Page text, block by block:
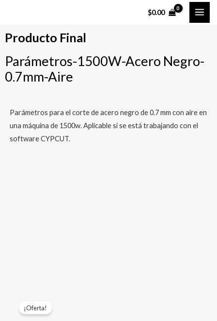
contenido
$0.00
Producto Final
Parámetros-1500W-Acero Negro-
0.7mm-Aire
Parámetros para el corte de acero negro de 0.7 mm con aire en
una máquina de 1500w. Aplicable si se está trabajando con el
software CYPCUT.
¡Oferta!